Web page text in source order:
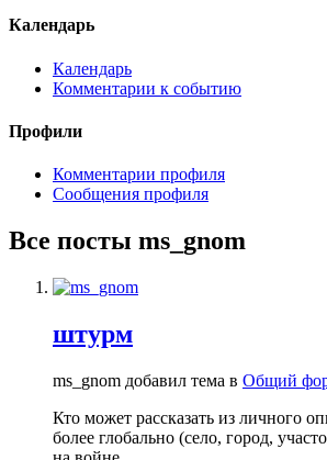
Календарь
Календарь
Комментарии к событию
Профили
Комментарии профиля
Сообщения профиля
Все посты ms_gnom
штурм
ms_gnom добавил тема в Общий
Кто может рассказать из личного
более глобально (село, город,